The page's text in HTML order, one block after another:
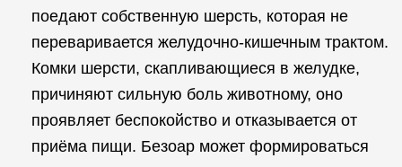
поедают собственную шерсть, которая не
переваривается желудочно-кишечным трактом.
Комки шерсти, скапливающиеся в желудке,
причиняют сильную боль животному, оно
проявляет беспокойство и отказывается от
приёма пищи. Безоар может формироваться